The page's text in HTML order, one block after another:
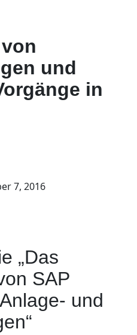
und
in
7, 2016
„Das
SAP
und